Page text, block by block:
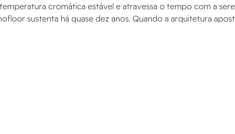
cromática estável e atravessa o tempo com a
sustenta há quase dez anos. Quando a arquitetura